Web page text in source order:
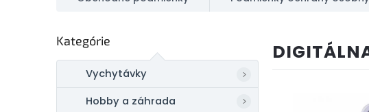
o
č
Preskočiť
Kategórie
Vychytávky
Hobby a záhrada